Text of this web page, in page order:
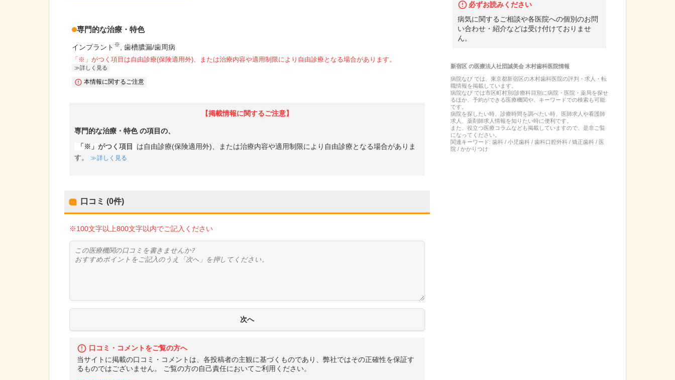
専門的な治療・特色
インプラント ※ 歯槽膿漏/歯周病
「※」がつく項目は自由診療(保険適用外)、または治療内容や適用制限により自由診療となる場合があります。
詳しく見る
本情報に関するご注意
【掲載情報に関するご注意】
専門的な治療・特色の項目の、
「※」がつく項目
は自由診療(保険適用外)、または治療内容や適用制限により自由診療となる場合がありま
す。
詳しく見る
口コミ (0件)
※100文字以上800文字以内でご記入ください
口コミ・コメントをご覧の方へ
当サイトに掲載の口コミ・コメントは、各投稿者の主観に基づくものであり、弊社ではその正確性を保証す
るものではございません。 ご覧の方の自己責任においてご利用ください。
必ずお読みください
病気に関するご相談や各医院への個別のお問
い合わせ・紹介などは受け付けておりませ
ん。
新宿区の医療法人社団誠美会 木村歯科医院情報
病院なび では、 東京都新宿区の木村歯科医院の評判・求人・転
職情報を掲載しています。
病院なび では市区町村別/診療科目別に病院・医院・薬局を探せ
るほか、予約ができる医療機関や、キーワードでの検索も可能
です。
病院を探したい時、診療時間を調べたい時、医師求人や看護師
求人、薬剤師求人情報を知りたい時に便利です。
また、役立つ医療コラムなども掲載していますので、是非ご覧
になってください。
関連キーワード: 歯科 / 小児歯科 / 歯科口腔外科 / 矯正歯科 / 医
院 / かかりつけ